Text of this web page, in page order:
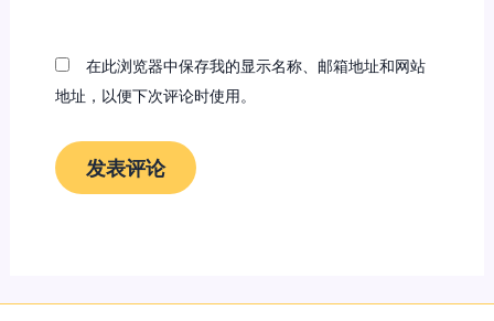
在此浏览器中保存我的显示名称、邮箱地址和网站
地址，以便下次评论时使用。